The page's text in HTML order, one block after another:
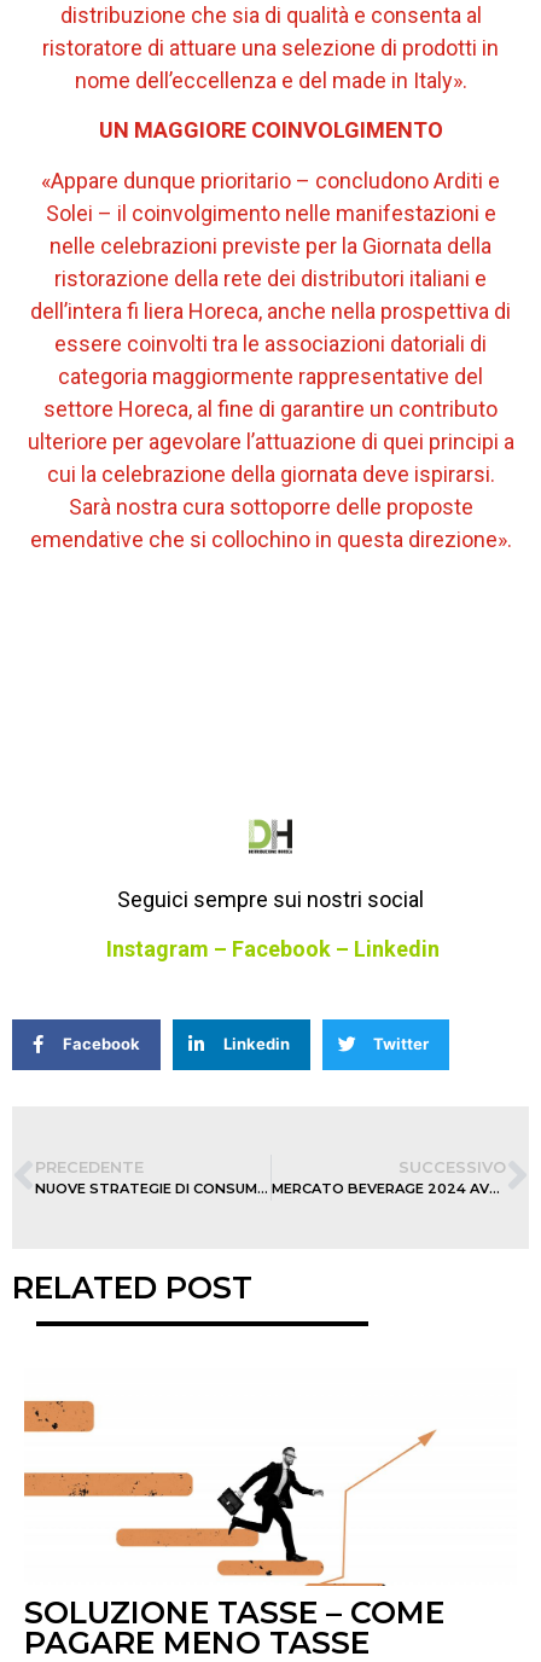
distribuzione che sia di qualità e consenta al
ristoratore di attuare una selezione di prodotti in
nome dell’eccellenza e del made in Italy».
UN MAGGIORE COINVOLGIMENTO
«Appare dunque prioritario – concludono Arditi e
Solei – il coinvolgimento nelle manifestazioni e
nelle celebrazioni previste per la Giornata della
ristorazione della rete dei distributori italiani e
dell’intera fi liera Horeca, anche nella prospettiva di
essere coinvolti tra le associazioni datoriali di
categoria maggiormente rappresentative del
settore Horeca, al fine di garantire un contributo
ulteriore per agevolare l’attuazione di quei principi a
cui la celebrazione della giornata deve ispirarsi.
Sarà nostra cura sottoporre delle proposte
emendative che si collochino in questa direzione».
Seguici sempre sui nostri social
Instagram – Facebook – Linkedin
Facebook Linkedin Twitter
PRECEDENTE
NUOVE STRATEGIE DI CONSUMO. I DATI DEL FOOD
SUCCESSIVO
MERCATO BEVERAGE 2024 AVVIO A RILENTO
RELATED POST
SOLUZIONE TASSE – COME
PAGARE MENO TASSE